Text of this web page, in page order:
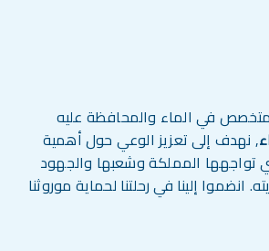
في الماء والمحافظة عليه
, نهدف إلى تعزيز الوعي حول أهمية
تواجهها المملكة وشعبها والجهود
انضموا إلينا في رحلتنا لحماية موروثنا